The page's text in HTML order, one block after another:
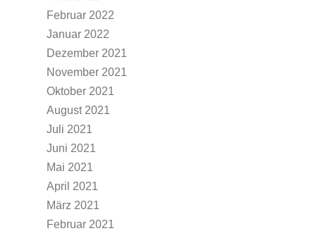
Februar 2022
Januar 2022
Dezember 2021
November 2021
Oktober 2021
August 2021
Juli 2021
Juni 2021
Mai 2021
April 2021
März 2021
Februar 2021